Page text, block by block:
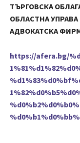
ТЪРГОВСКА
ОБЛАСТНА
АДВОКАТСКА
https://afera.bg/